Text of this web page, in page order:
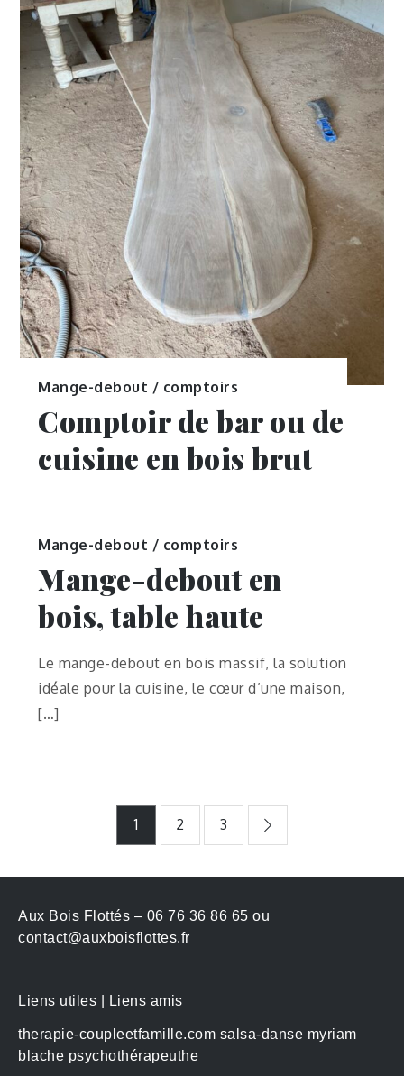
Mange-debout / comptoirs
Comptoir de bar ou de
cuisine en bois brut
Mange-debout / comptoirs
Mange-debout en
bois, table haute
Le mange-debout en bois massif, la solution
idéale pour la cuisine, le cœur d’une maison,
[…]
1 2 3
Aux Bois Flottés – 06 76 36 86 65 ou
contact@auxboisflottes.fr
Liens utiles | Liens amis
therapie-coupleetfamille.com salsa-danse myriam
blache psychothérapeuthe